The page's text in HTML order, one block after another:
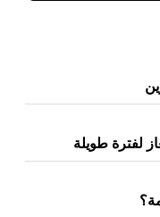
لفترة طويلة